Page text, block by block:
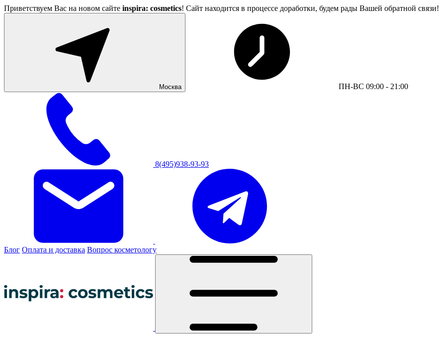
Приветствуем Вас на новом сайте inspira: cosmetics! Сайт находится в процессе доработки, будем рады Вашей обратной связи!
Москва ПН-ВС 09:00 - 21:00
8(495)938-93-93
Блог Оплата и доставка Вопрос косметологу